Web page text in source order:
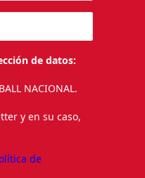
de datos:
NACIONAL.
y en su caso,
de